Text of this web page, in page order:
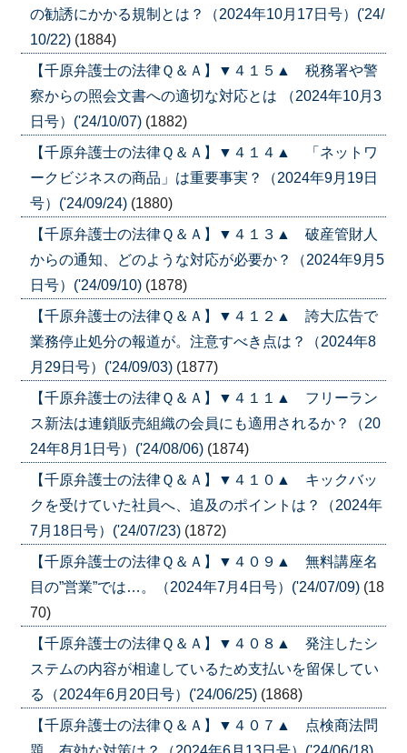
の勧誘にかかる規制とは？（2024年10月17日号）('24/
10/22) (1884)
【千原弁護士の法律Ｑ＆Ａ】▼４１５▲ 税務署や警
察からの照会文書への適切な対応とは （2024年10月3
日号）('24/10/07) (1882)
【千原弁護士の法律Ｑ＆Ａ】▼４１４▲ 「ネットワ
ークビジネスの商品」は重要事実？（2024年9月19日
号）('24/09/24) (1880)
【千原弁護士の法律Ｑ＆Ａ】▼４１３▲ 破産管財人
からの通知、どのような対応が必要か？（2024年9月5
日号）('24/09/10) (1878)
【千原弁護士の法律Ｑ＆Ａ】▼４１２▲ 誇大広告で
業務停止処分の報道が。注意すべき点は？（2024年8
月29日号）('24/09/03) (1877)
【千原弁護士の法律Ｑ＆Ａ】▼４１１▲ フリーラン
ス新法は連鎖販売組織の会員にも適用されるか？（20
24年8月1日号）('24/08/06) (1874)
【千原弁護士の法律Ｑ＆Ａ】▼４１０▲ キックバッ
クを受けていた社員へ、追及のポイントは？（2024年
7月18日号）('24/07/23) (1872)
【千原弁護士の法律Ｑ＆Ａ】▼４０９▲ 無料講座名
目の”営業”では…。（2024年7月4日号）('24/07/09) (18
70)
【千原弁護士の法律Ｑ＆Ａ】▼４０８▲ 発注したシ
ステムの内容が相違しているため支払いを留保してい
る（2024年6月20日号）('24/06/25) (1868)
【千原弁護士の法律Ｑ＆Ａ】▼４０７▲ 点検商法問